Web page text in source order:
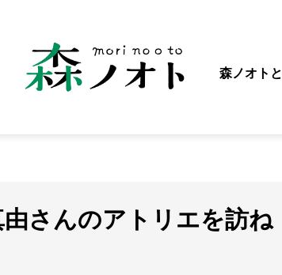
森ノオト
さんのアトリエを訪ね